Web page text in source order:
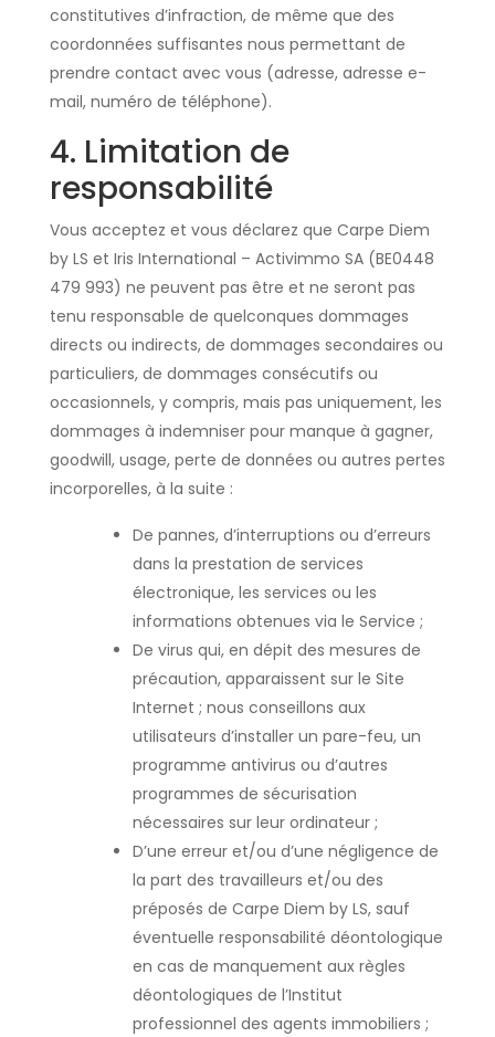
constitutives d’infraction, de même que des
coordonnées suffisantes nous permettant de
prendre contact avec vous (adresse, adresse e-
mail, numéro de téléphone).
4. Limitation de
responsabilité
Vous acceptez et vous déclarez que Carpe Diem
by LS et Iris International – Activimmo SA (BE0448
479 993) ne peuvent pas être et ne seront pas
tenu responsable de quelconques dommages
directs ou indirects, de dommages secondaires ou
particuliers, de dommages consécutifs ou
occasionnels, y compris, mais pas uniquement, les
dommages à indemniser pour manque à gagner,
goodwill, usage, perte de données ou autres pertes
incorporelles, à la suite :
De pannes, d’interruptions ou d’erreurs
dans la prestation de services
électronique, les services ou les
informations obtenues via le Service ;
De virus qui, en dépit des mesures de
précaution, apparaissent sur le Site
Internet ; nous conseillons aux
utilisateurs d’installer un pare-feu, un
programme antivirus ou d’autres
programmes de sécurisation
nécessaires sur leur ordinateur ;
D’une erreur et/ou d’une négligence de
la part des travailleurs et/ou des
préposés de Carpe Diem by LS, sauf
éventuelle responsabilité déontologique
en cas de manquement aux règles
déontologiques de l’Institut
professionnel des agents immobiliers ;